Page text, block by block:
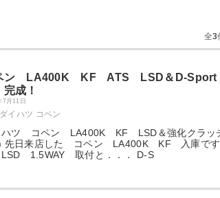
全3
ン LA400K KF ATS LSD＆D-Sport
成！
7月11日
ダイハツ コペン
ハツ コペン LA400K KF LSD＆強化クラ
先日来店した コペン LA400K KF 入庫で
1.5WAY 取付と．．． D-S